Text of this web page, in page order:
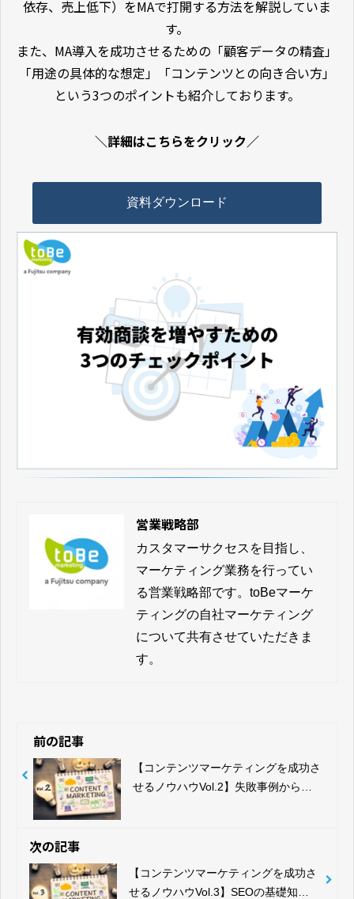
依存、売上低下）をMAで打開する方法を解説していま
す。
また、MA導入を成功させるための「顧客データの精査」
「用途の具体的な想定」「コンテンツとの向き合い方」
という3つのポイントも紹介しております。
＼詳細はこちらをクリック／
資料ダウンロード
営業戦略部
カスタマーサクセスを目指し、
マーケティング業務を行ってい
る営業戦略部です。toBeマーケ
ティングの自社マーケティング
について共有させていただきま
す。
前の記事
【コンテンツマーケティングを成功さ
せるノウハウVol.2】失敗事例から見
次の記事
【コンテンツマーケティングを成功さ
せるノウハウVol.3】SEOの基礎知識